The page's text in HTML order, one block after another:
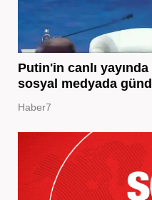
Putin'in canlı
sosyal medyada
Haber7